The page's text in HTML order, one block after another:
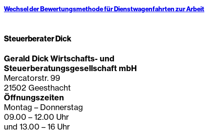
Wechsel der Bewertungsmethode für Dienstwagenfahrten zur Arbeit
Steuerberater Dick
Gerald Dick Wirtschafts- und
Steuerberatungsgesellschaft mbH
Mercatorstr. 99
21502 Geesthacht
Öffnungszeiten
Montag – Donnerstag
09.00 – 12.00 Uhr
und 13.00 – 16 Uhr